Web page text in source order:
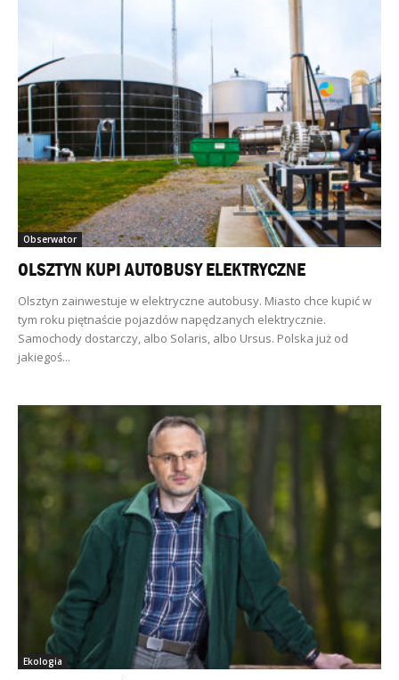
Obserwator
OLSZTYN KUPI AUTOBUSY ELEKTRYCZNE
Olsztyn zainwestuje w elektryczne autobusy. Miasto chce kupić w
tym roku piętnaście pojazdów napędzanych elektrycznie.
Samochody dostarczy, albo Solaris, albo Ursus. Polska już od
jakiegoś...
Ekologia